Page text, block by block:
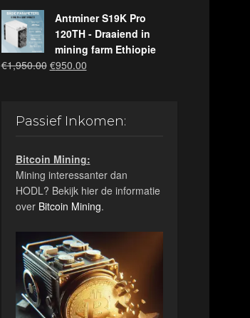
Antminer S19K Pro
120TH - Draaiend in
mining farm Ethiopie
€1,950.00 Oorspronkelijke
€950.00Huidige
Passief Inkomen:
Bitcoin Mining:
Mining interessanter dan
HODL? Bekijk hier de informatie
over Bitcoin Mining.